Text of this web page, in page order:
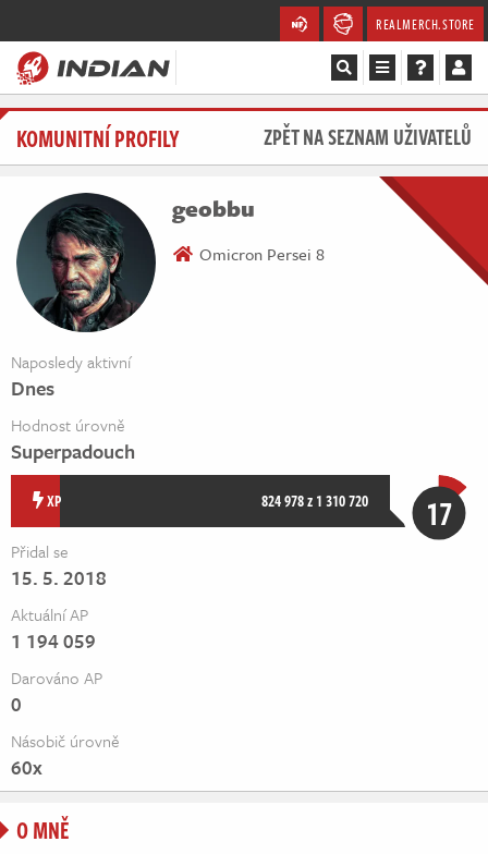
REALMERCH.STORE
Magazín
Videa
Soutěže
Databáze
Komunita
Redakce
Živě
KOMUNITNÍ PROFILY ZPĚT NA SEZNAM UŽIVATELŮ
geobbu
Omicron Persei 8
Naposledy aktivní
Dnes
Hodnost úrovně
Superpadouch
XP 824 978 z 1 310 720 17
Přidal se
15. 5. 2018
Aktuální AP
1 194 059
Darováno AP
0
Násobič úrovně
60x
O MNĚ